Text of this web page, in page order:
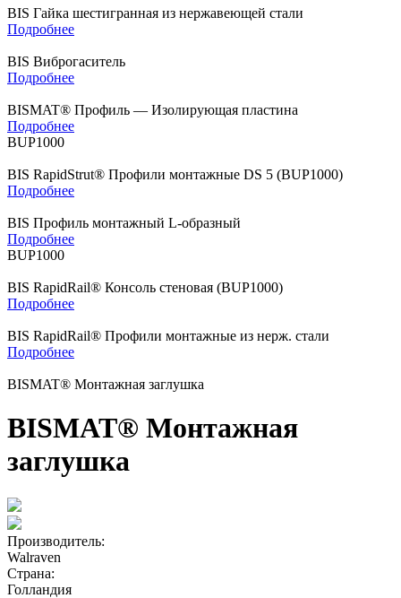
BIS Гайка шестигранная из нержавеющей стали
Подробнее
BIS Виброгаситель
Подробнее
BISMAT® Профиль — Изолирующая пластина
Подробнее
BUP1000
BIS RapidStrut® Профили монтажные DS 5 (BUP1000)
Подробнее
BIS Профиль монтажный L-образный
Подробнее
BUP1000
BIS RapidRail® Консоль стеновая (BUP1000)
Подробнее
BIS RapidRail® Профили монтажные из нерж. стали
Подробнее
BISMAT® Монтажная заглушка
BISMAT® Монтажная
заглушка
Производитель:
Walraven
Страна:
Голландия